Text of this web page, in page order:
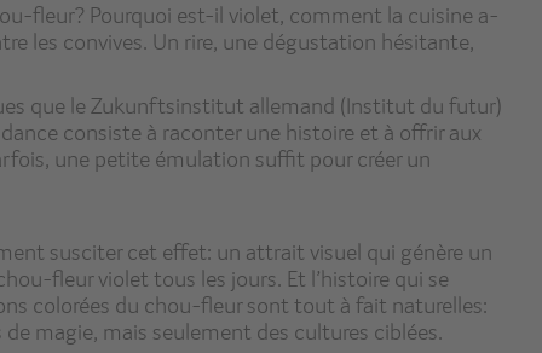
fleur? Pourquoi est-il violet, comment la cuisine a-
les convives. Un rire, une dégustation hésitante,
que le Zukunftsinstitut allemand (Institut du futur)
consiste à raconter une histoire et à offrir aux
une petite émulation suffit pour créer un
susciter cet effet: un attrait visuel qui génère un
fleur violet tous les jours. Et l’histoire qui se
colorées du chou-fleur sont tout à fait naturelles:
magie, mais seulement des cultures ciblées.